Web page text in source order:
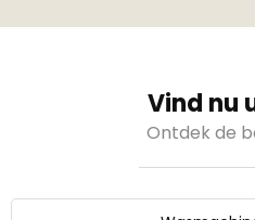
Vind nu
Ontdek de